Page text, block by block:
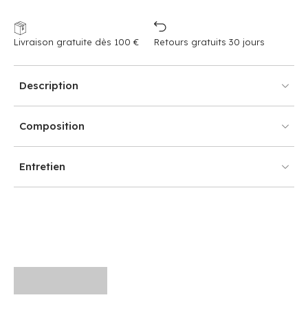
Livraison gratuite dès 100 € Retours gratuits 30 jours
Description
Composition
Entretien